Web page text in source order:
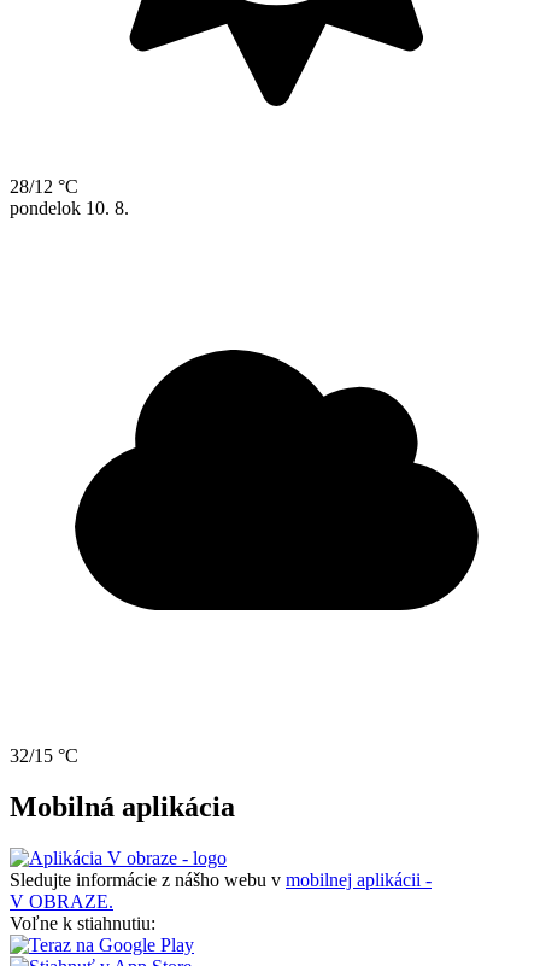
28/12 °C
pondelok 10. 8.
32/15 °C
Mobilná aplikácia
Sledujte informácie z nášho webu v mobilnej aplikácii -
V OBRAZE.
Voľne k stiahnutiu: